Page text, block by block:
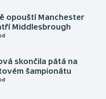
opouští Manchester
Middlesbrough
skončila pátá na
šampionátu